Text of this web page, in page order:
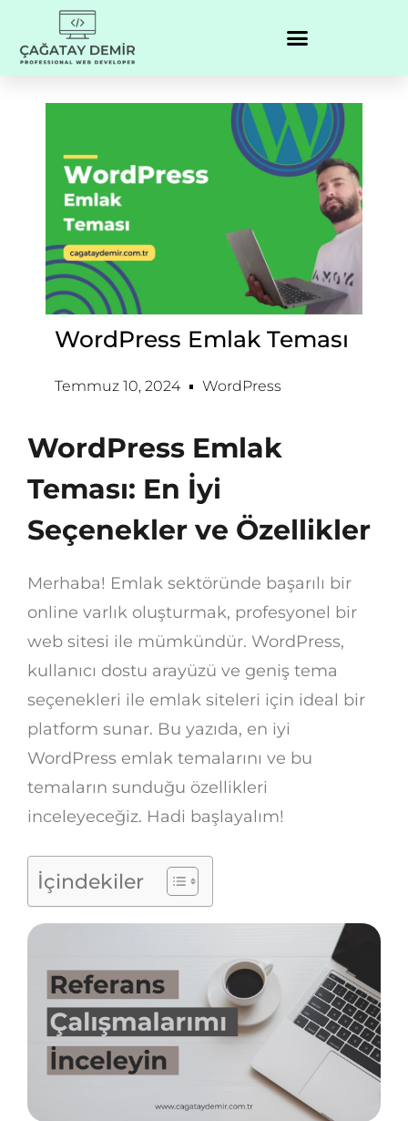
WordPress Emlak Teması
Temmuz 10, 2024 WordPress
WordPress Emlak
Teması: En İyi
Seçenekler ve Özellikler
Merhaba! Emlak sektöründe başarılı bir
online varlık oluşturmak, profesyonel bir
web sitesi ile mümkündür. WordPress,
kullanıcı dostu arayüzü ve geniş tema
seçenekleri ile emlak siteleri için ideal bir
platform sunar. Bu yazıda, en iyi
WordPress emlak temalarını ve bu
temaların sunduğu özellikleri
inceleyeceğiz. Hadi başlayalım!
İçindekiler